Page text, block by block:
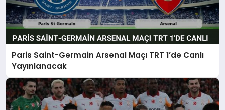
Paris Saint-Germain Arsenal Maçı TRT 1’de Canlı
Yayınlanacak